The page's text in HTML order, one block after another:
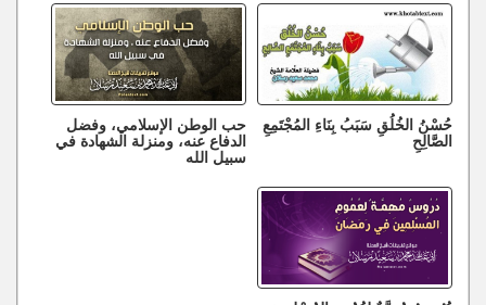
حُسْنُ الخُلُقِ سَبَبُ بِنَاءِ المُجْتَمِعِ
الصَّالِحِ
حب الوطن الإسلامي، وفضل
الدفاع عنه، ومنزلة الشهادة في
سبيل الله